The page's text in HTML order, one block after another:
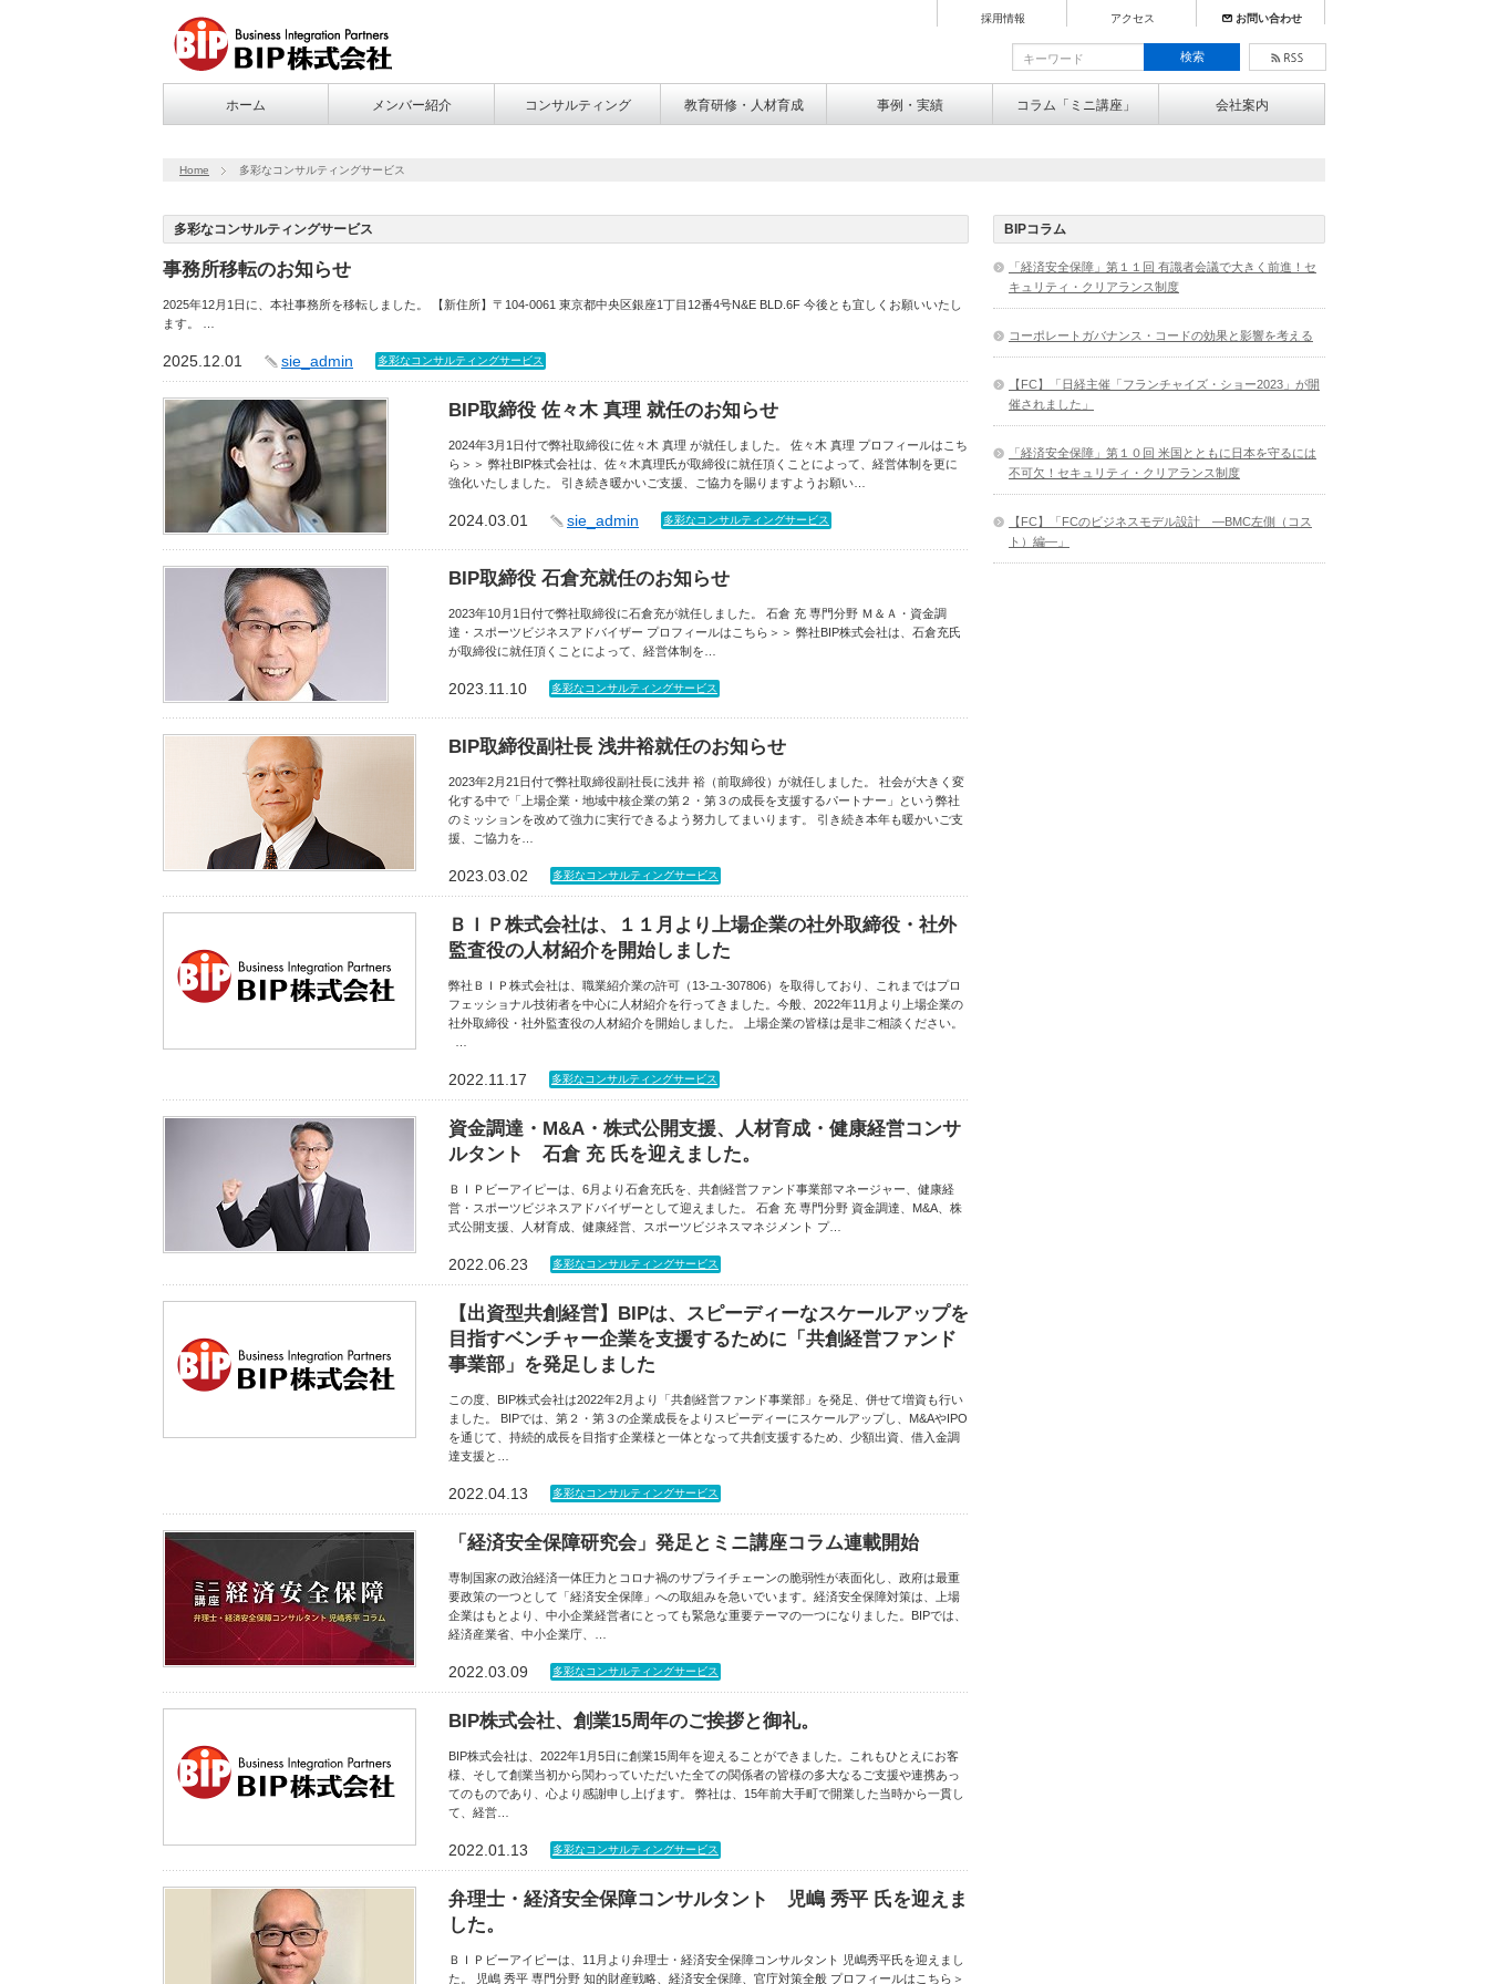
採用情報 アクセス お問い合わせ
ホーム メンバー紹介 コンサルティング 教育研修・人材育成 事例・実績 コラム「ミニ講座」 会社案内
Home 多彩なコンサルティングサービス
多彩なコンサルティングサービス
事務所移転のお知らせ
2025年12月1日に、本社事務所を移転しました。 【新住所】〒104-0061 東京都中央区銀座1丁目12番4号N&E BLD.6F 今後とも宜しくお願いいたし
ます。 …
2025.12.01 sie_admin 多彩なコンサルティングサービス
BIP取締役 佐々木 真理 就任のお知らせ
2024年3月1日付で弊社取締役に佐々木 真理 が就任しました。 佐々木 真理 プロフィールはこち
ら＞＞ 弊社BIP株式会社は、佐々木真理氏が取締役に就任頂くことによって、経営体制を更に
強化いたしました。 引き続き暖かいご支援、ご協力を賜りますようお願い…
2024.03.01 sie_admin 多彩なコンサルティングサービス
BIP取締役 石倉充就任のお知らせ
2023年10月1日付で弊社取締役に石倉充が就任しました。 石倉 充 専門分野 Ｍ＆Ａ・資金調
達・スポーツビジネスアドバイザー プロフィールはこちら＞＞ 弊社BIP株式会社は、石倉充氏
が取締役に就任頂くことによって、経営体制を…
2023.11.10 多彩なコンサルティングサービス
BIP取締役副社長 浅井裕就任のお知らせ
2023年2月21日付で弊社取締役副社長に浅井 裕（前取締役）が就任しました。 社会が大きく変
化する中で「上場企業・地域中核企業の第２・第３の成長を支援するパートナー」という弊社
のミッションを改めて強力に実行できるよう努力してまいります。 引き続き本年も暖かいご支
援、ご協力を…
2023.03.02 多彩なコンサルティングサービス
ＢＩＰ株式会社は、１１月より上場企業の社外取締役・社外
監査役の人材紹介を開始しました
弊社ＢＩＰ株式会社は、職業紹介業の許可（13-ユ-307806）を取得しており、これまではプロ
フェッショナル技術者を中心に人材紹介を行ってきました。今般、2022年11月より上場企業の
社外取締役・社外監査役の人材紹介を開始しました。 上場企業の皆様は是非ご相談ください。
2022.11.17 多彩なコンサルティングサービス
資金調達・M&A・株式公開支援、人材育成・健康経営コンサ
ルタント 石倉 充 氏を迎えました。
ＢＩＰビーアイピーは、6月より石倉充氏を、共創経営ファンド事業部マネージャー、健康経
営・スポーツビジネスアドバイザーとして迎えました。 石倉 充 専門分野 資金調達、M&A、株
式公開支援、人材育成、健康経営、スポーツビジネスマネジメント プ…
2022.06.23 多彩なコンサルティングサービス
【出資型共創経営】BIPは、スピーディーなスケールアップを
目指すベンチャー企業を支援するために「共創経営ファンド
事業部」を発足しました
この度、BIP株式会社は2022年2月より「共創経営ファンド事業部」を発足、併せて増資も行い
ました。 BIPでは、第２・第３の企業成長をよりスピーディーにスケールアップし、M&AやIPO
を通じて、持続的成長を目指す企業様と一体となって共創支援するため、少額出資、借入金調
達支援と…
2022.04.13 多彩なコンサルティングサービス
「経済安全保障研究会」発足とミニ講座コラム連載開始
専制国家の政治経済一体圧力とコロナ禍のサプライチェーンの脆弱性が表面化し、政府は最重
要政策の一つとして「経済安全保障」への取組みを急いでいます。経済安全保障対策は、上場
企業はもとより、中小企業経営者にとっても緊急な重要テーマの一つになりました。BIPでは、
経済産業省、中小企業庁、…
2022.03.09 多彩なコンサルティングサービス
BIP株式会社、創業15周年のご挨拶と御礼。
BIP株式会社は、2022年1月5日に創業15周年を迎えることができました。これもひとえにお客
様、そして創業当初から関わっていただいた全ての関係者の皆様の多大なるご支援や連携あっ
てのものであり、心より感謝申し上げます。 弊社は、15年前大手町で開業した当時から一貫し
て、経営…
2022.01.13 多彩なコンサルティングサービス
弁理士・経済安全保障コンサルタント 児嶋 秀平 氏を迎えま
した。
ＢＩＰビーアイピーは、11月より弁理士・経済安全保障コンサルタント 児嶋秀平氏を迎えまし
た。 児嶋 秀平 専門分野 知的財産戦略、経済安全保障、官庁対策全般 プロフィールはこちら＞
BIPコラム
「経済安全保障」第１１回 有識者会議で大きく前進！セ
キュリティ・クリアランス制度
コーポレートガバナンス・コードの効果と影響を考える
【FC】「日経主催「フランチャイズ・ショー2023」が開
催されました」
「経済安全保障」第１０回 米国とともに日本を守るには
不可欠！セキュリティ・クリアランス制度
【FC】「FCのビジネスモデル設計 ―BMC左側（コス
ト）編―」